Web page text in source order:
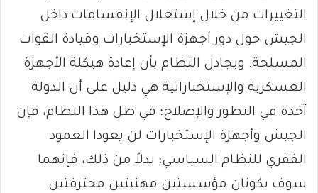
التغييرات من خلال إستغلال الإنقسامات داخل
الجيش حول دور أجهزة الإستخبارات وقيادة القوات
المسلحة. ويجادل النظام بأن إعادة هيكلة الأجهزة
العسكرية والإستخباراتية هي دليل على أن الدولة
آخذة في التطور والإصلاح؛ في ظل هذا النظام، فإن
الجيش وأجهزة الإستخبارات لن يعودا العمود
الفقري للنظام السياسي؛ بدلاً من ذلك، فإنهما
سوف يكونان مؤسستين مهنيتين محترفتين